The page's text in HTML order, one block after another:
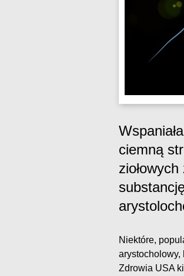
ciemną
Niektóre,
arystocholowy,
Zdrowia USA